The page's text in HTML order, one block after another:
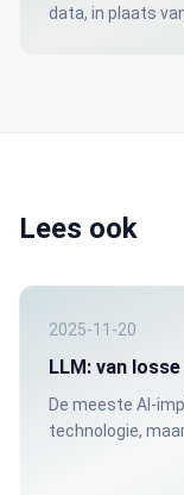
data, in plaats
Lees ook
2025-11-20
LLM: van
De meeste AI-
technologie,